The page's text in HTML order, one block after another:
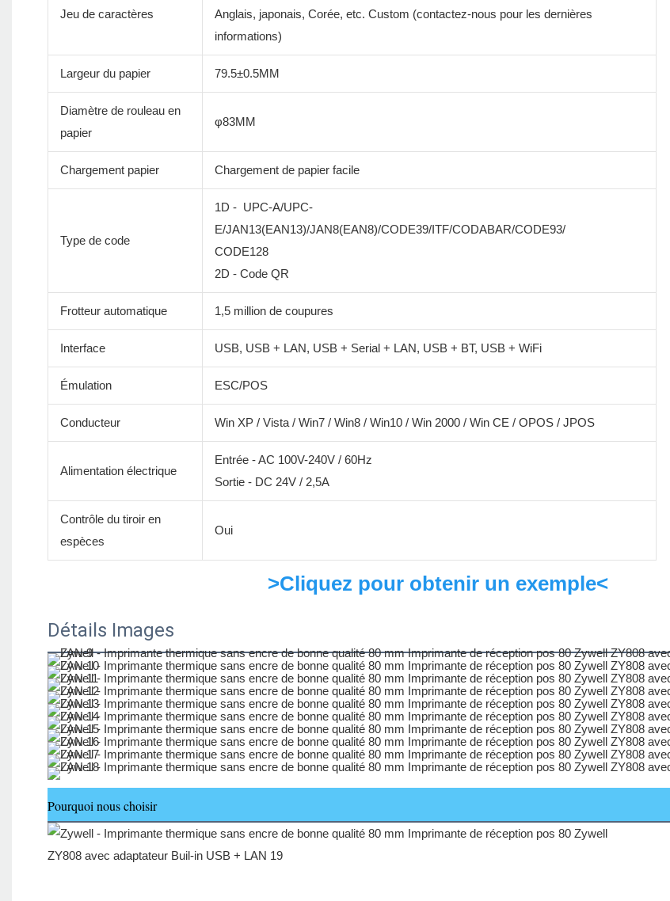
Jeu de caractères
Anglais, japonais, Corée, etc. Custom (contactez-nous pour les dernières
informations)
Largeur du papier 79.5±0.5MM
Diamètre de rouleau en
papier
φ83MM
Chargement papier Chargement de papier facile
Type de code
1D - UPC-A/UPC-
E/JAN13(EAN13)/JAN8(EAN8)/CODE39/ITF/CODABAR/CODE93/
CODE128
2D - Code QR
Frotteur automatique 1,5 million de coupures
Interface USB, USB + LAN, USB + Serial + LAN, USB + BT, USB + WiFi
Émulation ESC/POS
Conducteur Win XP / Vista / Win7 / Win8 / Win10 / Win 2000 / Win CE / OPOS / JPOS
Alimentation électrique
Entrée - AC 100V-240V / 60Hz
Sortie - DC 24V / 2,5A
Contrôle du tiroir en
espèces
Oui
>Cliquez pour obtenir un exemple<
Détails Images
Pourquoi nous choisir